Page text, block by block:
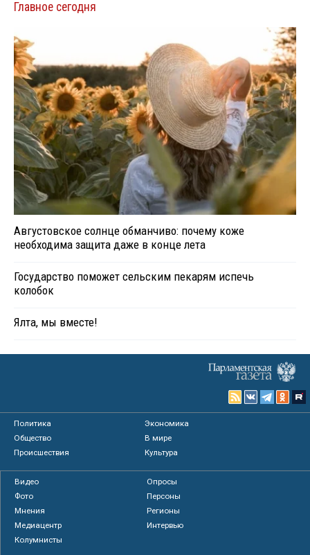
Главное сегодня
Августовское солнце обманчиво: почему коже
необходима защита даже в конце лета
Государство поможет сельским пекарям испечь
колобок
Ялта, мы вместе!
Политика
Экономика
Общество
В мире
Происшествия
Культура
Видео
Опросы
Фото
Персоны
Мнения
Регионы
Медиацентр
Интервью
Колумнисты